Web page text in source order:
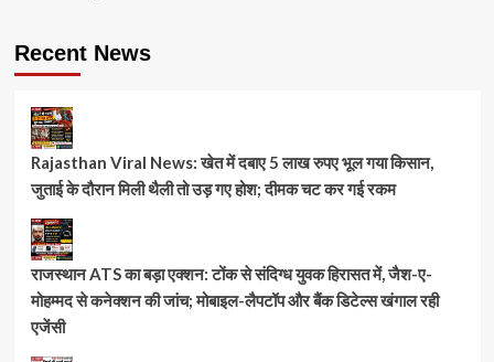
Recent News
Rajasthan Viral News: खेत में दबाए 5 लाख रुपए भूल गया किसान,
जुताई के दौरान मिली थैली तो उड़ गए होश; दीमक चट कर गई रकम
राजस्थान ATS का बड़ा एक्शन: टोंक से संदिग्ध युवक हिरासत में, जैश-ए-
मोहम्मद से कनेक्शन की जांच; मोबाइल-लैपटॉप और बैंक डिटेल्स खंगाल रही
एजेंसी